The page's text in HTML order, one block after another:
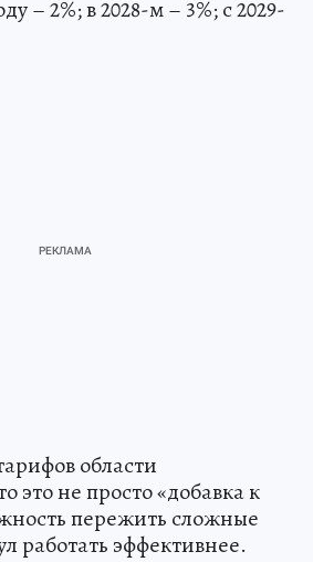
– 2%; в 2028-м – 3%; с 2029-
области
это не просто «добавка к
пережить сложные
работать эффективнее.